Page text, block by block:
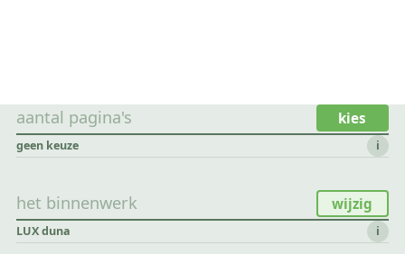
aantal pagina's kies
geen keuze i
het binnenwerk wijzig
LUX duna i